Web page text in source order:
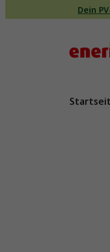
Direkt zum Inhalt Dein